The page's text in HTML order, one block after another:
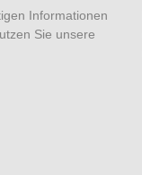
Informationen
Sie unsere